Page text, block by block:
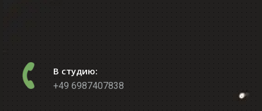
В студию:
+49 6987407838